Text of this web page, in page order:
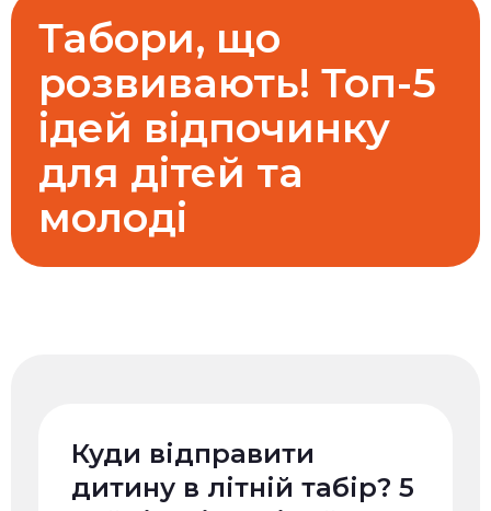
Табори, що
розвивають! Топ-5
ідей відпочинку
для дітей та
молоді
Куди відправити
дитину в літній табір? 5